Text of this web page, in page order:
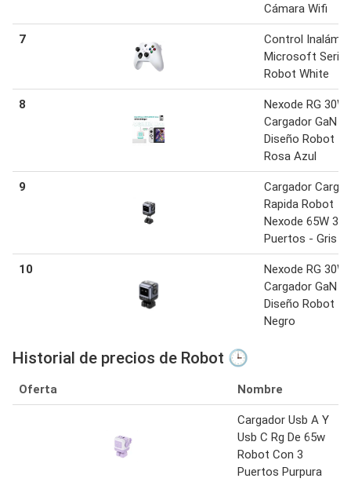
Cámara Wifi
7
Control
Microsoft
Robot White
8
Nexode RG 30W
Cargador GaN
Diseño Robot -
Rosa Azul
9
Cargador Carga
Rapida Robot
Nexode 65W 3
Puertos - Gris
10
Nexode RG 30W
Cargador GaN
Diseño Robot -
Negro
Historial de precios de Robot 🕒
Oferta Nombre
Cargador Usb A Y
Usb C Rg De 65w
Robot Con 3
Puertos Purpura